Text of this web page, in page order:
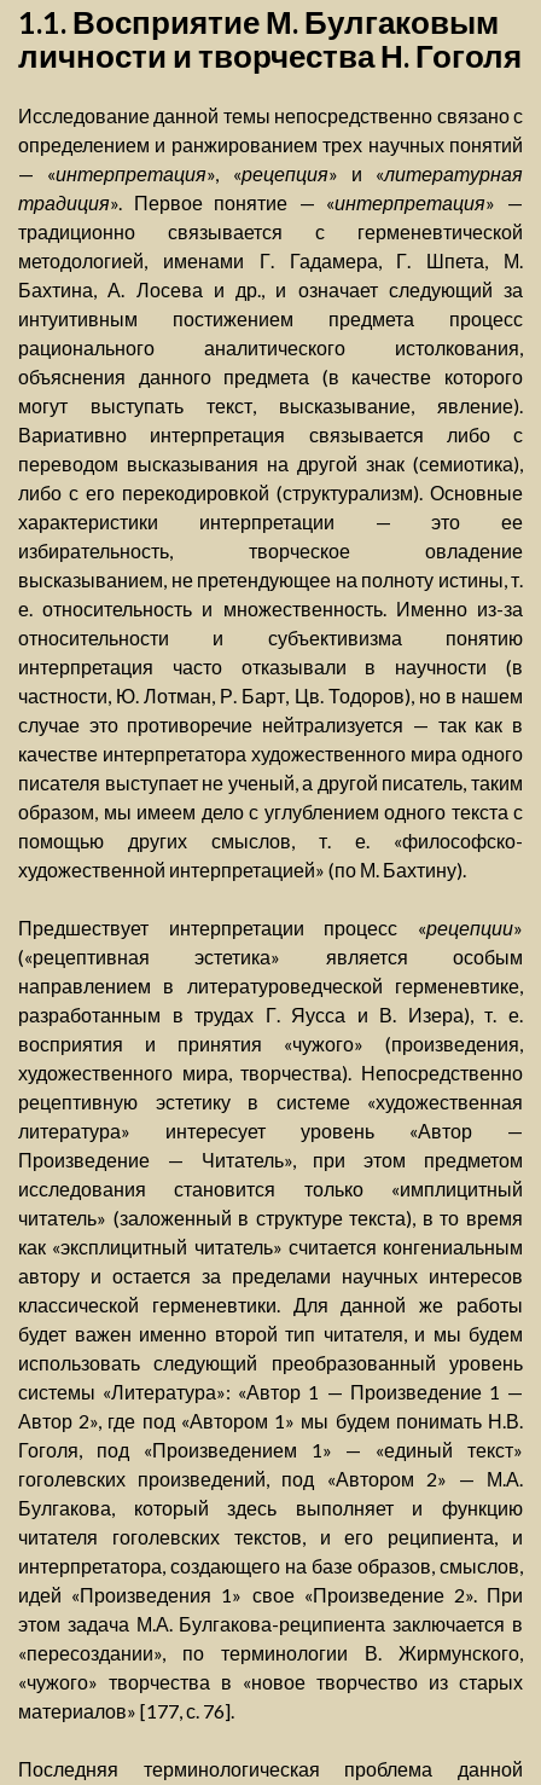
1.1. Восприятие М. Булгаковым
личности и творчества Н. Гоголя
Исследование данной темы непосредственно связано с
определением и ранжированием трех научных понятий
— «интерпретация», «рецепция» и «литературная
традиция». Первое понятие — «интерпретация» —
традиционно связывается с герменевтической
методологией, именами Г. Гадамера, Г. Шпета, М.
Бахтина, А. Лосева и др., и означает следующий за
интуитивным постижением предмета процесс
рационального аналитического истолкования,
объяснения данного предмета (в качестве которого
могут выступать текст, высказывание, явление).
Вариативно интерпретация связывается либо с
переводом высказывания на другой знак (семиотика),
либо с его перекодировкой (структурализм). Основные
характеристики интерпретации — это ее
избирательность, творческое овладение
высказыванием, не претендующее на полноту истины, т.
е. относительность и множественность. Именно из-за
относительности и субъективизма понятию
интерпретация часто отказывали в научности (в
частности, Ю. Лотман, Р. Барт, Цв. Тодоров), но в нашем
случае это противоречие нейтрализуется — так как в
качестве интерпретатора художественного мира одного
писателя выступает не ученый, а другой писатель, таким
образом, мы имеем дело с углублением одного текста с
помощью других смыслов, т. е. «философско-
художественной интерпретацией» (по М. Бахтину).
Предшествует интерпретации процесс «рецепции»
(«рецептивная эстетика» является особым
направлением в литературоведческой герменевтике,
разработанным в трудах Г. Яусса и В. Изера), т. е.
восприятия и принятия «чужого» (произведения,
художественного мира, творчества). Непосредственно
рецептивную эстетику в системе «художественная
литература» интересует уровень «Автор —
Произведение — Читатель», при этом предметом
исследования становится только «имплицитный
читатель» (заложенный в структуре текста), в то время
как «эксплицитный читатель» считается конгениальным
автору и остается за пределами научных интересов
классической герменевтики. Для данной же работы
будет важен именно второй тип читателя, и мы будем
использовать следующий преобразованный уровень
системы «Литература»: «Автор 1 — Произведение 1 —
Автор 2», где под «Автором 1» мы будем понимать Н.В.
Гоголя, под «Произведением 1» — «единый текст»
гоголевских произведений, под «Автором 2» — М.А.
Булгакова, который здесь выполняет и функцию
читателя гоголевских текстов, и его реципиента, и
интерпретатора, создающего на базе образов, смыслов,
идей «Произведения 1» свое «Произведение 2». При
этом задача М.А. Булгакова-реципиента заключается в
«пересоздании», по терминологии В. Жирмунского,
«чужого» творчества в «новое творчество из старых
материалов» [177, с. 76].
Последняя терминологическая проблема данной